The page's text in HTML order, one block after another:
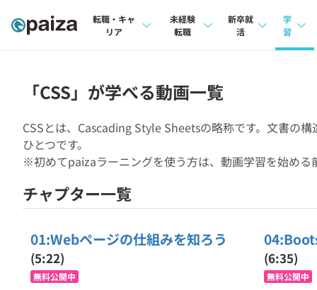
転職・キャ
リア
インタビュー
転職成功ガイド
転職エージェント
未経験
転職
インタビュー
転職成功ガイド
新卒就
活
新卒エージェント
就活成功ガイド
学
習
4択課
ナレ
個人
法人
「CSS」が学べる動画一覧
CSSとは、Cascading Style Sheetsの略称です。文書の
ひとつです。
※初めてpaizaラーニングを使う方は、動画学習を始める
チャプター一覧
01:Webページの仕組みを知ろう
(5:22)
無料公開中
(6:35)
無料公開中